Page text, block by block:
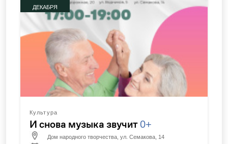
ДЕКАБРЯ
Культура
И снова музыка звучит0+
Дом народного творчества, ул. Семакова, 14